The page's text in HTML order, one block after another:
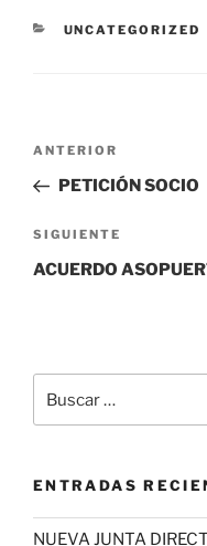
CATEGORÍAS
UNCATEGORIZED
Navegación
entradas
Entrada
anterior:
ANTERIOR
PETICIÓN SOCIO
Siguiente
entrada
SIGUIENTE
ACUERDO
por:
ENTRADAS
NUEVA JUNTA